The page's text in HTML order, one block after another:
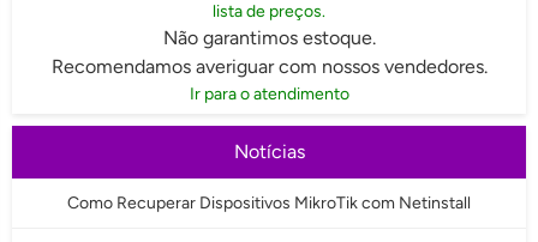
lista de preços.
Não garantimos estoque.
Recomendamos averiguar com nossos vendedores.
Ir para o atendimento
Notícias
Como Recuperar Dispositivos MikroTik com Netinstall